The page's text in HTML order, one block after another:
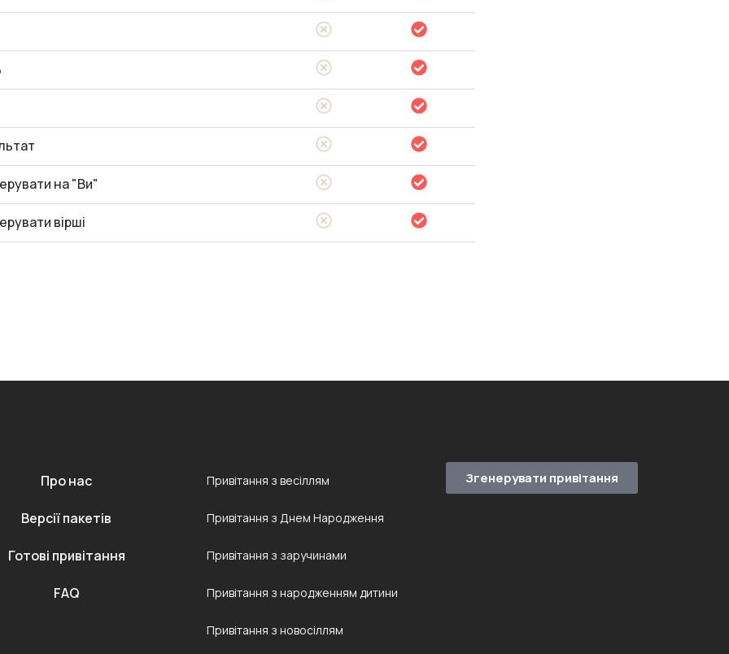
на "Ви"
вірші
Про нас
Версії пакетів
Готові привітання
FAQ
Привітання з весіллям
Привітання з Днем Народження
Привітання з заручинами
Привітання з народженням дитини
Привітання з новосіллям
Згенерувати привітання